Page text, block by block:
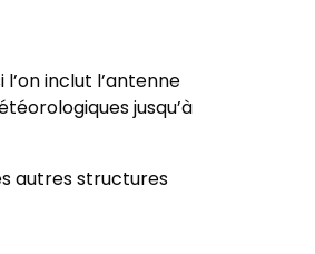
inclut l’antenne
jusqu’à
autres structures